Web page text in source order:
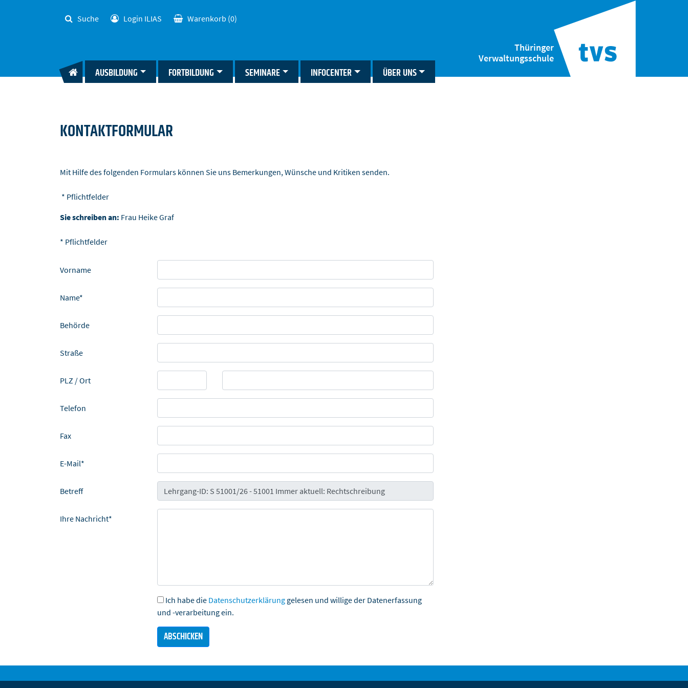
Thüringer
Verwaltungsschule
Suche Login ILIAS Warenkorb (0)
AUSBILDUNG FORTBILDUNG SEMINARE INFOCENTER ÜBER UNS
KONTAKTFORMULAR
Mit Hilfe des folgenden Formulars können Sie uns Bemerkungen, Wünsche und Kritiken senden.
* Pflichtfelder
Sie schreiben an: Frau Heike Graf
* Pflichtfelder
Vorname
Name*
Behörde
Straße
PLZ / Ort
Telefon
Fax
E-Mail*
Betreff
Ihre Nachricht*
Ich habe die Datenschutzerklärung gelesen und willige der Datenerfassung
und -verarbeitung ein.